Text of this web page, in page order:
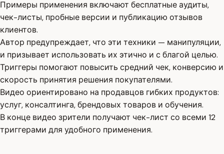
Примеры применения включают бесплатные аудиты,
чек-листы, пробные версии и публикацию отзывов
клиентов.
Автор предупреждает, что эти техники — манипуляции,
и призывает использовать их этично и с благой целью.
Триггеры помогают повысить средний чек, конверсию и
скорость принятия решения покупателями.
Видео ориентировано на продавцов гибких продуктов:
услуг, консалтинга, брендовых товаров и обучения.
В конце видео зрители получают чек-лист со всеми 12
триггерами для удобного применения.